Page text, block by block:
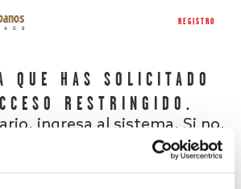
REGISTRO
QUE HAS SOLICITADO
RESTRINGIDO.
ingresa al sistema. Si no,